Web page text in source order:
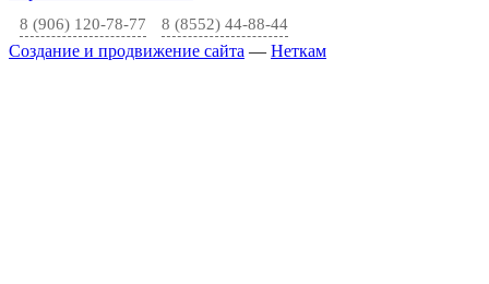
8 (906) 120-78-77 8 (8552) 44-88-44
Создание и продвижение сайта — Неткам